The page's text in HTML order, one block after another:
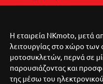
Η εταιρεία NKmoto, μετά
λειτουργίας στο χώρο των
μοτοσυκλετών, περνά σε
παρουσιάζοντας και
της μέσω του